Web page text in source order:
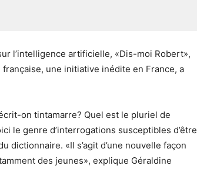
l’intelligence artificielle, «Dis-moi Robert»,
une initiative inédite en France, a
on tintamarre? Quel est le pluriel de
le genre d’interrogations susceptibles d’être
dictionnaire. «Il s’agit d’une nouvelle façon
des jeunes», explique Géraldine